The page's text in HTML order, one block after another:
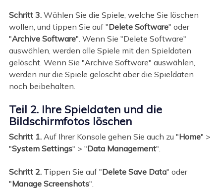
Schritt 3.Wählen Sie die Spiele, welche Sie löschen
wollen, und tippen Sie auf "Delete Software" oder
"Archive Software". Wenn Sie "Delete Software"
auswählen, werden alle Spiele mit den Spieldaten
gelöscht. Wenn Sie "Archive Software" auswählen,
werden nur die Spiele gelöscht aber die Spieldaten
noch beibehalten.
Teil 2. Ihre Spieldaten und die
Bildschirmfotos löschen
Schritt 1.Auf Ihrer Konsole gehen Sie auch zu "Home" >
"System Settings" > "Data Management".
Schritt 2.Tippen Sie auf "Delete Save Data" oder
"Manage Screenshots".